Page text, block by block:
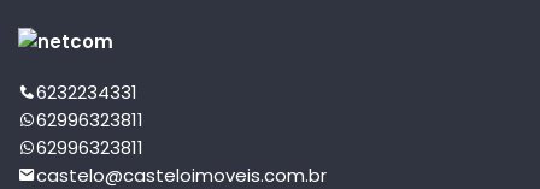
6232234331
62996323811
62996323811
castelo@casteloimoveis.com.br